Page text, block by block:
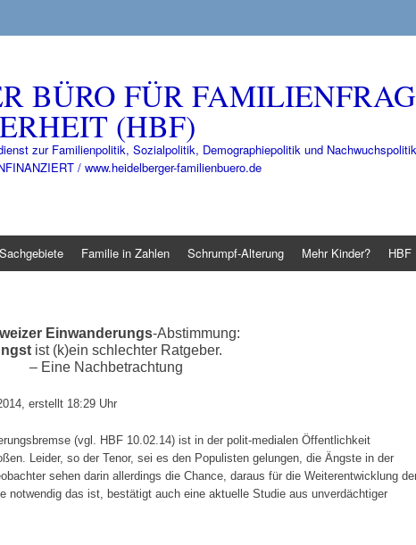
BÜRO FÜR
(HBF)
zur Familienpolitik, Sozialpolitik, Demographiepolitik und
/ www.heidelberger-familienbuero.de
Familie in Zahlen Schrumpf-Alterung Mehr Kinder? HBF
Einwanderungs-Abstimmung:
ist (k)ein schlechter Ratgeber.
– Eine Nachbetrachtung
erstellt 18:29 Uhr
(vgl. HBF 10.02.14) ist in der polit-medialen Öffentlichkeit
Leider, so der Tenor, sei es den Populisten gelungen, die Ängste in der
sehen darin allerdings die Chance, daraus für die Weiterentwicklung
notwendig das ist, bestätigt auch eine aktuelle Studie aus unverdächtiger